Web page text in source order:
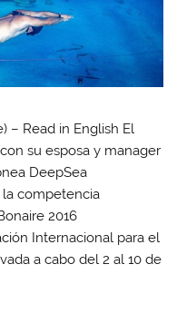
– Read in English El
su esposa y manager
DeepSea
competencia
2016
Internacional para el
a cabo del 2 al 10 de